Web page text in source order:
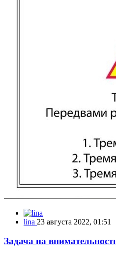
lina 23 августа 2022, 01:51
Задача на